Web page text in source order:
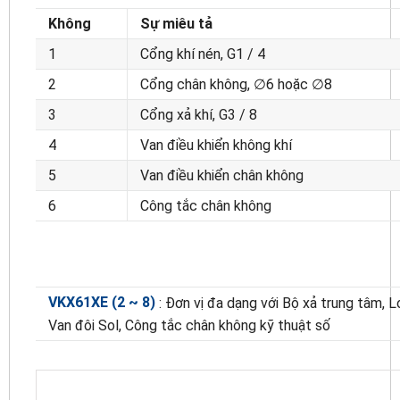
Không
Sự miêu tả
1
Cổng khí nén, G1 / 4
2
Cổng chân không, ∅6 hoặc ∅8
3
Cổng xả khí, G3 / 8
4
Van điều khiển không khí
5
Van điều khiển chân không
6
Công tắc chân không
VKX61XE (2 ~ 8) : Đơn vị đa dạng với Bộ xả trung tâm,
Van đôi Sol, Công tắc chân không kỹ thuật số